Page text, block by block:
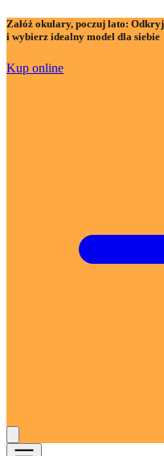
Załóż okulary, poczuj lato: Odkryj
i wybierz idealny model dla siebie
Kup online